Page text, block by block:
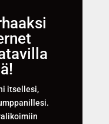
itsellesi,